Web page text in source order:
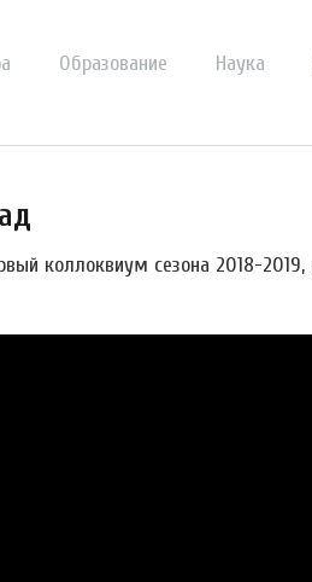
Образование Наука
коллоквиум сезона 2018-